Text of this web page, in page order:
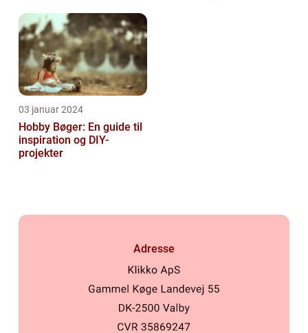
viden u...
03 januar 2024
Hobby Bøger: En guide til
inspiration og DIY-
projekter
Adresse